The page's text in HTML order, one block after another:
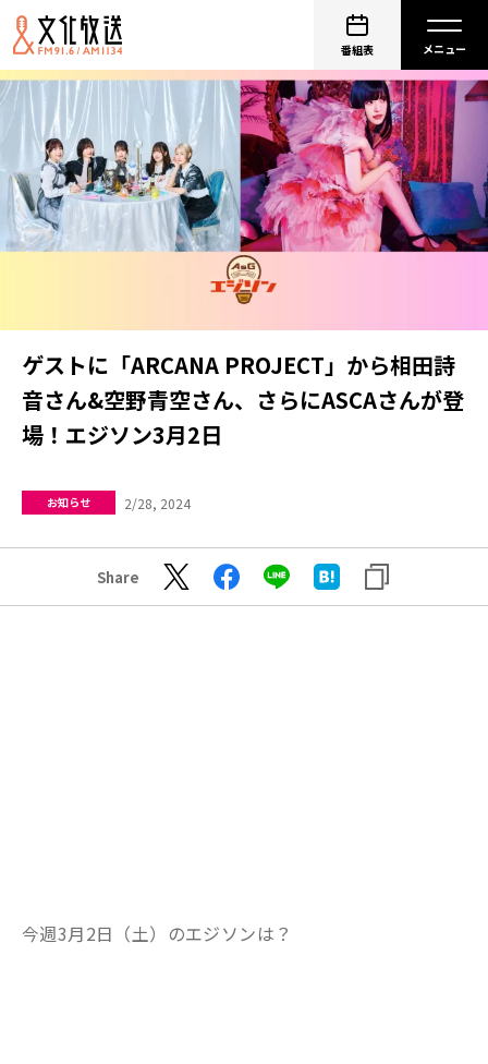
番組表
ゲストに「ARCANA PROJECT」から相田詩
音さん&空野青空さん、さらにASCAさんが登
場！エジソン3月2日
お知らせ 2/28, 2024
Share
今週3月2日（土）のエジソンは？